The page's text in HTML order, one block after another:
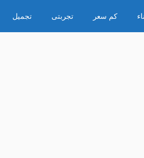
كم سعر تجربتى تجميل